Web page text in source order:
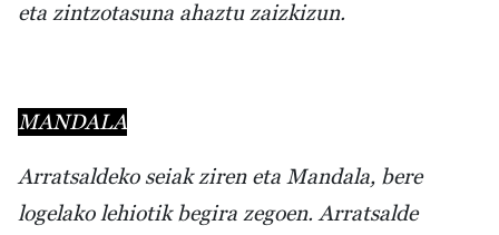
eta zintzotasuna ahaztu zaizkizun.
MANDALA
Arratsaldeko seiak ziren eta Mandala, bere
logelako lehiotik begira zegoen. Arratsalde